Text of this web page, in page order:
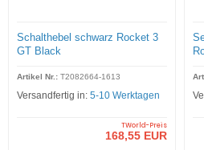
Schalthebel schwarz Rocket 3
GT Black
Artikel Nr.: T2082664-1613
Versandfertig in: 5-10 Werktagen
TWorld-Preis
168,55 EUR